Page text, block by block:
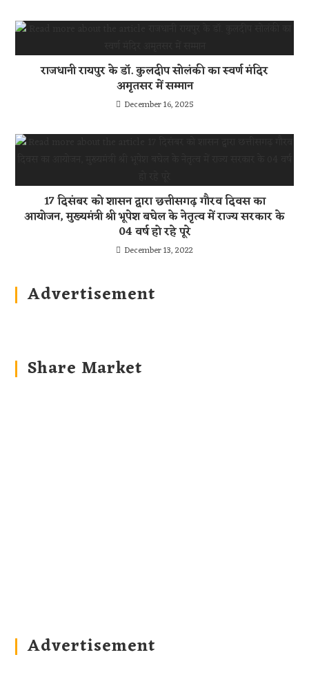
राजधानी रायपुर के डॉ. कुलदीप सोलंकी का स्वर्ण मंदिर
अमृतसर में सम्मान
December 16, 2025
17 दिसंबर को शासन द्वारा छत्तीसगढ़ गौरव दिवस का
आयोजन, मुख्यमंत्री श्री भूपेश बघेल के नेतृत्व में राज्य सरकार के
04 वर्ष हो रहे पूरे
December 13, 2022
Advertisement
Share Market
Advertisement